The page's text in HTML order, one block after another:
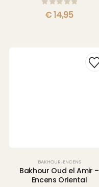
sur 5
€14,95
BAKHOUR, ENCENS
Bakhour Oud el Amir –
Encens Oriental